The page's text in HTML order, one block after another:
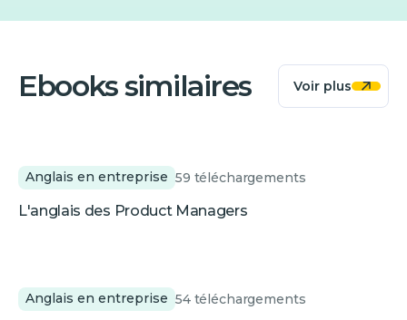
Ebooks similaires Voir plus
Anglais en entreprise 59 téléchargements
L'anglais des Product Managers
Anglais en entreprise 54téléchargements